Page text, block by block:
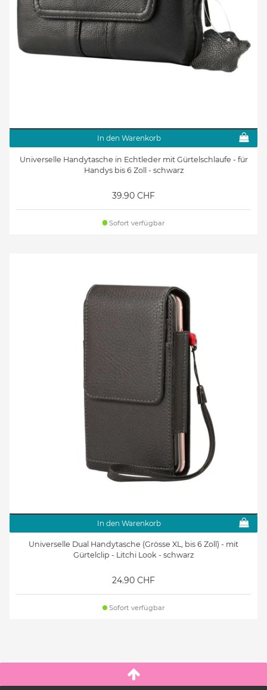
In den Warenkorb
Universelle Handytasche in Echtleder mit Gürtelschlaufe - für
Handys bis 6 Zoll - schwarz
39.90 CHF
Sofort verfügbar
In den Warenkorb
Universelle Dual Handytasche (Grösse XL, bis 6 Zoll) - mit
Gürtelclip - Litchi Look - schwarz
24.90 CHF
Sofort verfügbar